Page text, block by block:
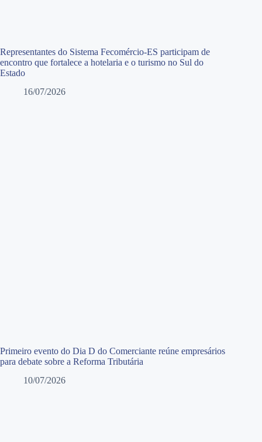
Representantes do Sistema Fecomércio-ES participam de
encontro que fortalece a hotelaria e o turismo no Sul do
Estado
16/07/2026
Primeiro evento do Dia D do Comerciante reúne empresários
para debate sobre a Reforma Tributária
10/07/2026